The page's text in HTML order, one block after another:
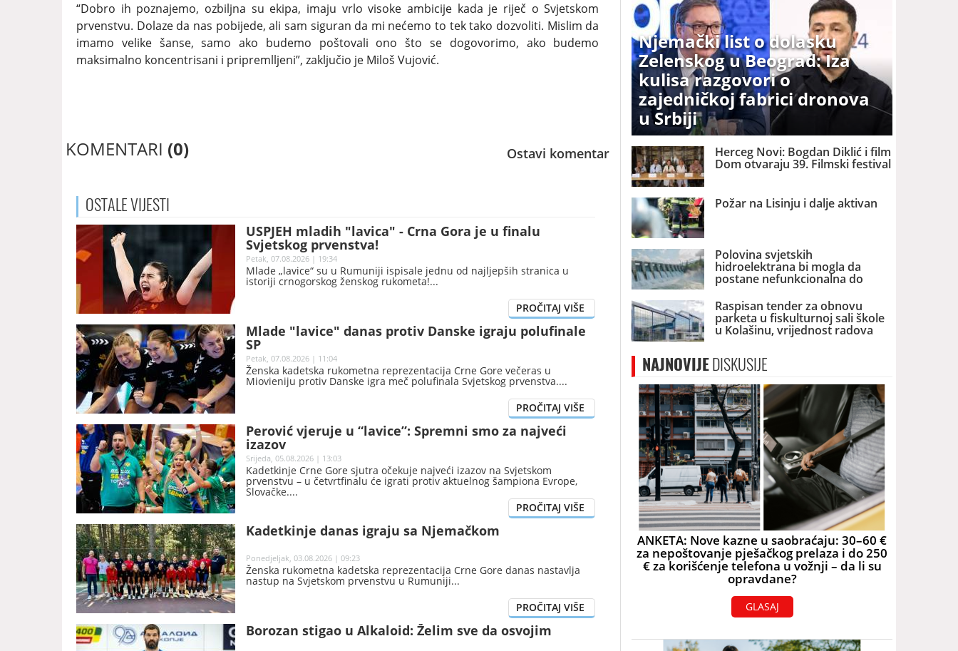
“Dobro ih poznajemo, ozbiljna su ekipa, imaju vrlo visoke ambicije kada je riječ o Svjetskom
prvenstvu. Dolaze da nas pobijede, ali sam siguran da mi nećemo to tek tako dozvoliti. Mislim da
imamo velike šanse, samo ako budemo poštovali ono što se dogovorimo, ako budemo
maksimalno koncentrisani i pripremlljeni”, zaključio je Miloš Vujović.
KOMENTARI (0) Ostavi komentar
OSTALEVIJESTI
USPJEH mladih "lavica" - Crna Gora je u finalu
Svjetskog prvenstva!
Petak, 07.08.2026 | 19:34
Mlade „lavice“ su u Rumuniji ispisale jednu od najljepših stranica u
istoriji crnogorskog ženskog rukometa!
Mlade "lavice" danas protiv Danske igraju polufinale
SP
Petak, 07.08.2026 | 11:04
Ženska kadetska rukometna reprezentacija Crne Gore večeras u
Miovieniju protiv Danske igra meč polufinala Svjetskog prvenstva.
Perović vjeruje u “lavice”: Spremni smo za najveći
izazov
Srijeda, 05.08.2026 | 13:03
Kadetkinje Crne Gore sjutra očekuje najveći izazov na Svjetskom
prvenstvu – u četvrtfinalu će igrati protiv aktuelnog šampiona Evrope,
Slovačke.
Kadetkinje danas igraju sa Njemačkom
Ponedjeljak, 03.08.2026 | 09:23
Ženska rukometna kadetska reprezentacija Crne Gore danas nastavlja
nastup na Svjetskom prvenstvu u Rumuniji
Borozan stigao u Alkaloid: Želim sve da osvojim
Njemački list o dolasku
Zelenskog u Beograd: Iza
kulisa razgovori o
zajedničkoj fabrici dronova
u Srbiji
Herceg Novi: Bogdan Diklić i film
Dom otvaraju 39. Filmski festival
Požar na Lisinju i dalje aktivan
Polovina svjetskih
hidroelektrana bi mogla da
postane nefunkcionalna do
2060. godine
Raspisan tender za obnovu
parketa u fiskulturnoj sali škole
u Kolašinu, vrijednost radova
skoro 40.000 eura
NAJNOVIJEDISKUSIJE
ANKETA: Nove kazne u saobraćaju: 30–60 €
za nepoštovanje pješačkog prelaza i do 250
€ za korišćenje telefona u vožnji – da li su
opravdane?
GLASAJ